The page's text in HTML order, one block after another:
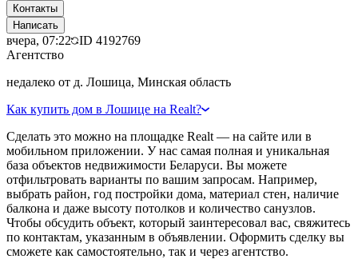
Контакты
Написать
вчера, 07:22 ID 4192769
Агентство
недалеко от д. Лошица, Минская область
Как купить дом в Лошице на Realt?
Сделать это можно на площадке Realt — на сайте или в
мобильном приложении. У нас самая полная и уникальная
база объектов недвижимости Беларуси. Вы можете
отфильтровать варианты по вашим запросам. Например,
выбрать район, год постройки дома, материал стен, наличие
балкона и даже высоту потолков и количество санузлов.
Чтобы обсудить объект, который заинтересовал вас, свяжитесь
по контактам, указанным в объявлении. Оформить сделку вы
сможете как самостоятельно, так и через агентство.